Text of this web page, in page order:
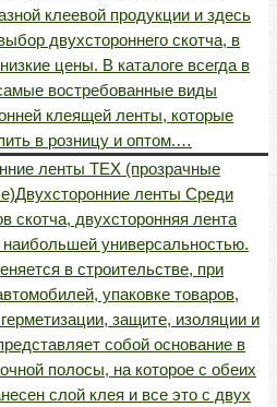
клеевой продукции и здесь
двухстороннего скотча, в
цены. В каталоге всегда в
востребованные виды
клеящей ленты, которые
в розницу и оптом.…
ленты TEX (прозрачные
Двухсторонние ленты Среди
скотча, двухсторонняя лента
наибольшей универсальностью.
в строительстве, при
упаковке товаров,
защите, изоляции и
собой основание в
полосы, на которое с обеих
слой клея и все это с двух